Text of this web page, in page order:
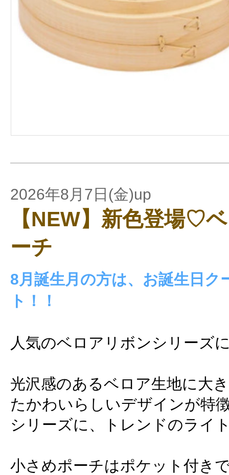
2026年8月7日(金)up
【NEW】新色登場♡
ーチ
8月誕生月の方は、お誕生日ク
ト！！
人気のベロアリボンシリーズ
光沢感のあるベロア生地に大
たかわいらしいデザインが特
シリーズに、トレンドのライ
小さめポーチはポケット付き